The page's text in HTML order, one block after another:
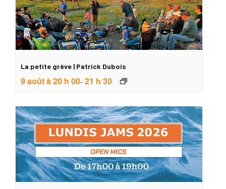
La petite grève | Patrick Dubois
9 août à 20 h 00- 21 h 30